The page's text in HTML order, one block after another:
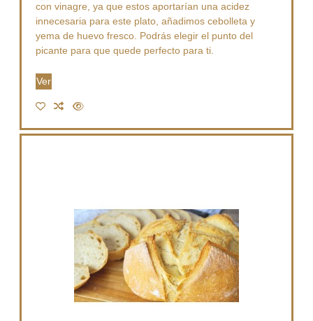
con vinagre, ya que estos aportarían una acidez
innecesaria para este plato, añadimos cebolleta y
yema de huevo fresco. Podrás elegir el punto del
picante para que quede perfecto para ti.
Ver